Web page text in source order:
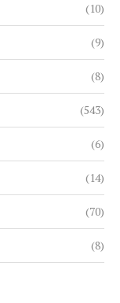
(10)
(9)
(8)
(543)
(6)
(14)
(70)
(8)